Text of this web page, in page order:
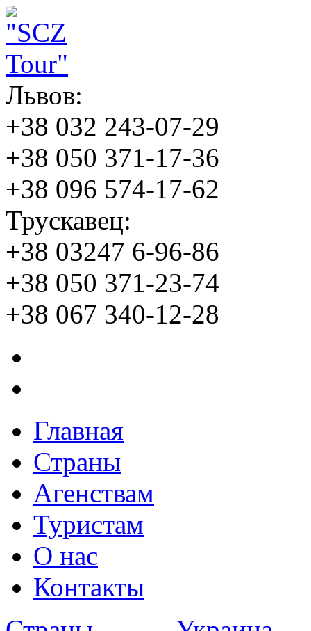
Львов:
+38 032 243-07-29
+38 050 371-17-36
+38 096 574-17-62
Трускавец:
+38 03247 6-96-86
+38 050 371-23-74
+38 067 340-12-28
Главная
Страны
Агенствам
Туристам
О нас
Контакты